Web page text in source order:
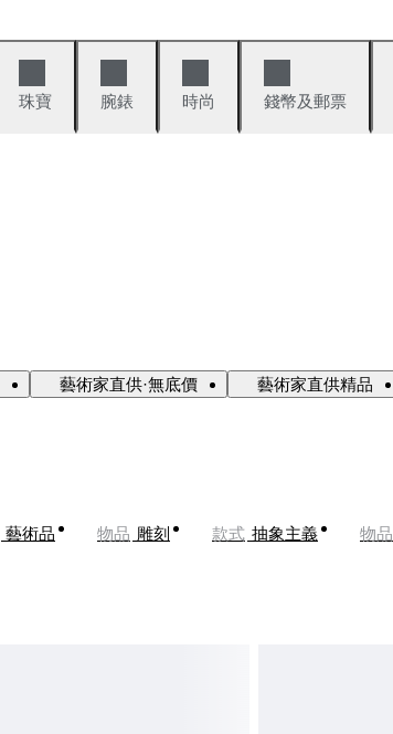
珠寶 腕錶 時尚 錢幣及郵票
藝術家直供·無底價 藝術家直供精品
藝術品 物品 雕刻 款式 抽象主義 物品